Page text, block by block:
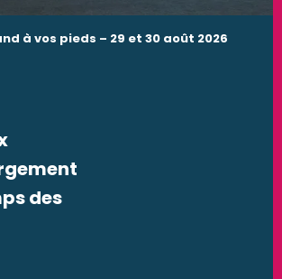
à vos pieds – 29 et 30 août 2026
des